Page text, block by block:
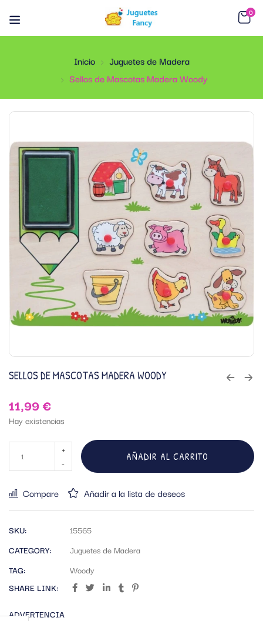
0
Inicio
Juguetes de Madera
Sellos de Mascotas Madera Woody
SELLOS DE MASCOTAS MADERA WOODY
11,99€
Hay existencias
AÑADIR AL CARRITO
Compare Añadir a la lista de deseos
SKU:
15565
CATEGORY:
Juguetes de Madera
TAG:
Woody
SHARE LINK:
ADVERTENCIA